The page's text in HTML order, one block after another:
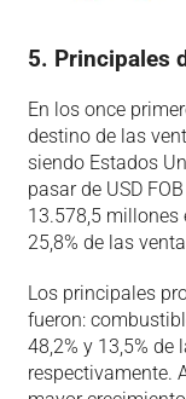
5. Principales
En los once
destino de las
siendo Estados
pasar de USD
13.578,5 millones
25,8% de las
Los principales
fueron:
48,2% y 13,5% de
respectivamente.